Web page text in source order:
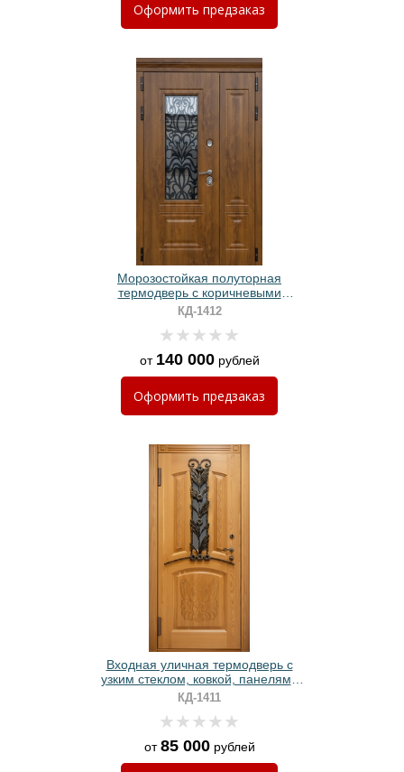
Оформить предзаказ
Морозостойкая полуторная
термодверь с коричневыми
панелями МДФ, стеклом и
решеткой «лазерная резка»
КД-1412
от 140 000рублей
Оформить предзаказ
Входная уличная термодверь с
узким стеклом, ковкой, панелями
МДФ со шпоном
КД-1411
от85 000рублей